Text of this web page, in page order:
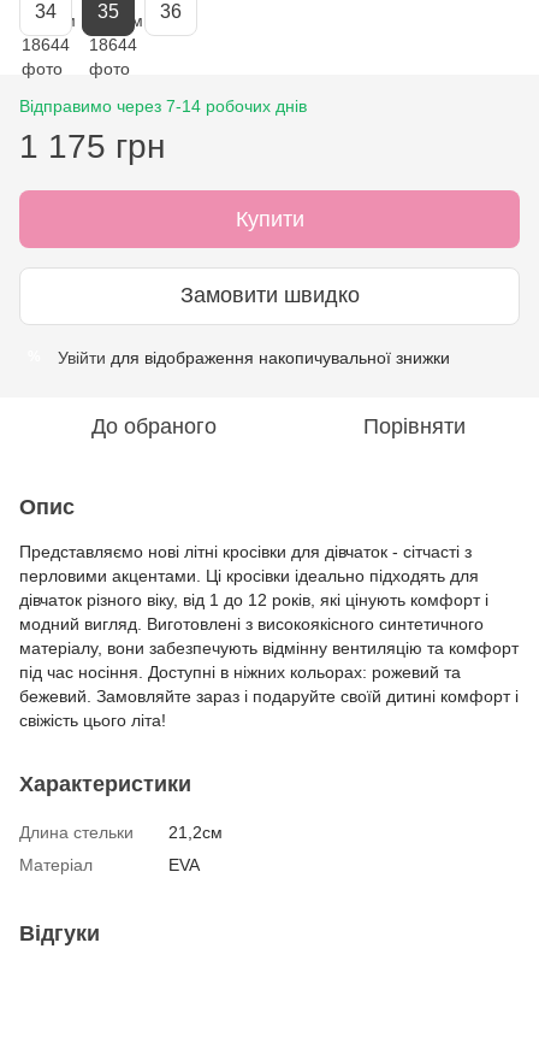
34 35 36
Відправимо через 7-14 робочих днів
1 175 грн
Купити
Замовити швидко
Увійти для відображення накопичувальної знижки
До обраного Порівняти
Опис
Представляємо нові літні кросівки для дівчаток - сітчасті з
перловими акцентами. Ці кросівки ідеально підходять для
дівчаток різного віку, від 1 до 12 років, які цінують комфорт і
модний вигляд. Виготовлені з високоякісного синтетичного
матеріалу, вони забезпечують відмінну вентиляцію та комфорт
під час носіння. Доступні в ніжних кольорах: рожевий та
бежевий. Замовляйте зараз і подаруйте своїй дитині комфорт і
свіжість цього літа!
Характеристики
Длина стельки
21,2см
Матеріал
EVA
Відгуки